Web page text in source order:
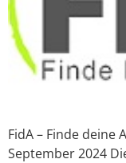
FidA – Finde deine
September 2024